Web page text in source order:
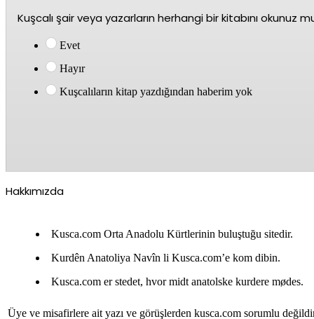
Kuşcalı şair veya yazarların herhangi bir kitabını okunuz
Evet
Hayır
Kuşcalıların kitap yazdığından haberim yok
Hakkımızda
Kusca.com Orta Anadolu Kürtlerinin buluştuğu sitedir.
Kurdên Anatoliya Navîn li Kusca.com’e kom dibin.
Kusca.com er stedet, hvor midt anatolske kurdere mødes.
Üye ve misafirlere ait yazı ve görüşlerden kusca.com sorumlu